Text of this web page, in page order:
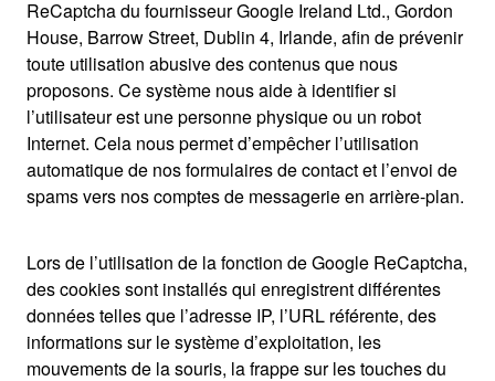
ReCaptcha du fournisseur Google Ireland Ltd., Gordon
House, Barrow Street, Dublin 4, Irlande, afin de prévenir
toute utilisation abusive des contenus que nous
proposons. Ce système nous aide à identifier si
l’utilisateur est une personne physique ou un robot
Internet. Cela nous permet d’empêcher l’utilisation
automatique de nos formulaires de contact et l’envoi de
spams vers nos comptes de messagerie en arrière-plan.
Lors de l’utilisation de la fonction de Google ReCaptcha,
des cookies sont installés qui enregistrent différentes
données telles que l’adresse IP, l’URL référente, des
informations sur le système d’exploitation, les
mouvements de la souris, la frappe sur les touches du